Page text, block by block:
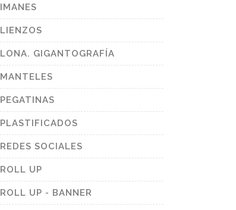
IMANES
LIENZOS
LONA. GIGANTOGRAFÍA
MANTELES
PEGATINAS
PLASTIFICADOS
REDES SOCIALES
ROLL UP
ROLL UP - BANNER